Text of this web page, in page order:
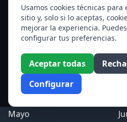
Usamos cookies técnicas
sitio y, solo si lo aceptas,
mejorar la experiencia.
configurar tus preferencias.
Aceptar todas
Configurar
Santa Edith Stein (Sor Teresa
Ver todos los santos de hoy
Acceso a los Meses
Enero
Marzo
Mayo